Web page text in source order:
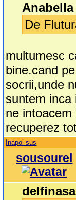
De
multumesc
bine.cand
socrii,unde
suntem inca
ne
recuperez
Inapoi sus
sousourel